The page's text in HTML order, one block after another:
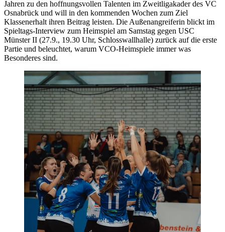
Jahren zu den hoffnungsvollen Talenten im Zweitligakader des VC
Osnabrück und will in den kommenden Wochen zum Ziel
Klassenerhalt ihren Beitrag leisten. Die Außenangreiferin blickt im
Spieltags-Interview zum Heimspiel am Samstag gegen USC
Münster II (27.9., 19.30 Uhr, Schlosswallhalle) zurück auf die erste
Partie und beleuchtet, warum VCO-Heimspiele immer was
Besonderes sind.